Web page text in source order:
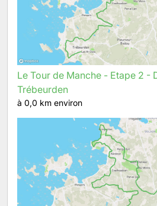
Le Tour de Manche - Etape 2 -
Trébeurden
à 0,0 km environ